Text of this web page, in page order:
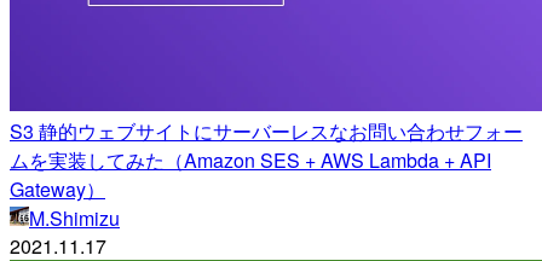
S3 静的ウェブサイトにサーバーレスなお問い合わせフォー
ムを実装してみた（Amazon SES + AWS Lambda + API
Gateway）
M.Shimizu
2021.11.17